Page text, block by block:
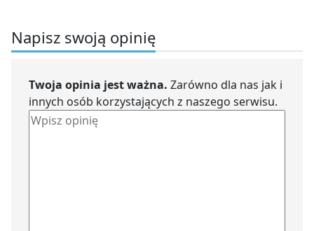
Napisz swoją opinię
Twoja opinia jest ważna. Zarówno dla nas jak i
innych osób korzystających z naszego serwisu.